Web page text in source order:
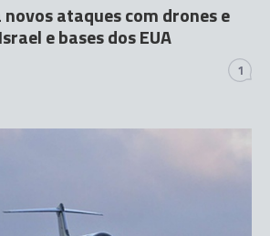
ataques com drones e
e bases dos EUA
1